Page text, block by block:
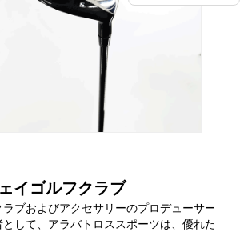
イゴルフクラブ
ブおよびアクセサリーのプロデューサー
して、アラバトロススポーツは、優れた